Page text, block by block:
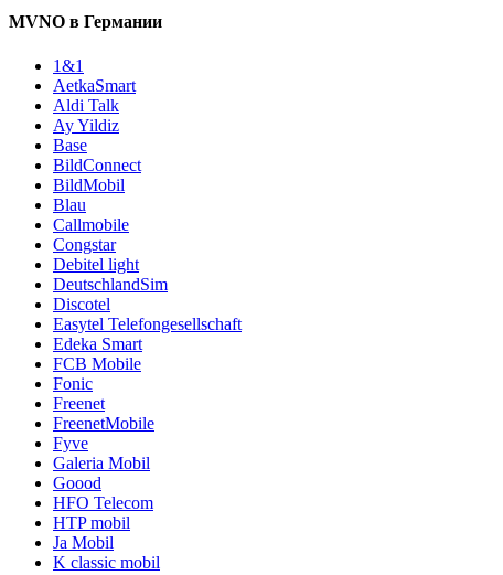
MVNO в Германии
1&1
AetkaSmart
Aldi Talk
Ay Yildiz
Base
BildConnect
BildMobil
Blau
Callmobile
Congstar
Debitel light
DeutschlandSim
Discotel
Easytel Telefongesellschaft
Edeka Smart
FCB Mobile
Fonic
Freenet
FreenetMobile
Fyve
Galeria Mobil
Goood
HFO Telecom
HTP mobil
Ja Mobil
K classic mobil